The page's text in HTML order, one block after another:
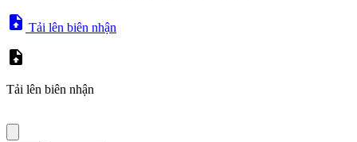
Tải lên biên nhận
Tải lên biên nhận